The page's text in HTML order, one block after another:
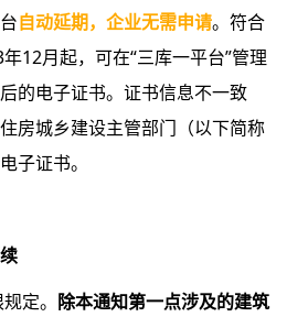
自动延期，企业无需申请。符合
12月起，可在“三库一平台”管理
的电子证书。证书信息不一致
房城乡建设主管部门（以下简称
子证书。
定。 除本通知第一点涉及的建筑